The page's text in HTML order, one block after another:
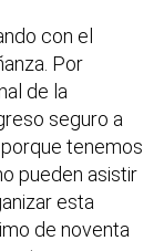
con el
Por
de la
seguro a
tenemos
pueden asistir
esta
de noventa